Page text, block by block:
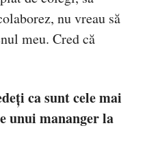
nu vreau să
meu. Cred că
ca sunt cele mai
unui mananger la